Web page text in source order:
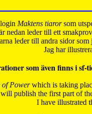
Maktens tiarorsom
nedan leder till ett
leder till andra sidor som
Jag har
som även finns i sf-
of Powerwhich is taking
publish the first part of
I have illustrated